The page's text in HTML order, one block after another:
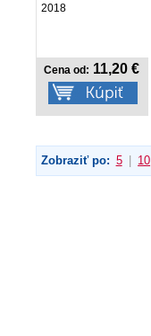
2018
Cena od: 11,20 €
Zobraziť po: 5 10